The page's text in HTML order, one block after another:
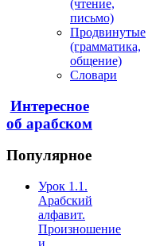
(чтение,
письмо)
Продвинутые
(грамматика,
общение)
Словари
Интересное
об арабском
Популярное
Урок 1.1.
Арабский
алфавит.
Произношение
и